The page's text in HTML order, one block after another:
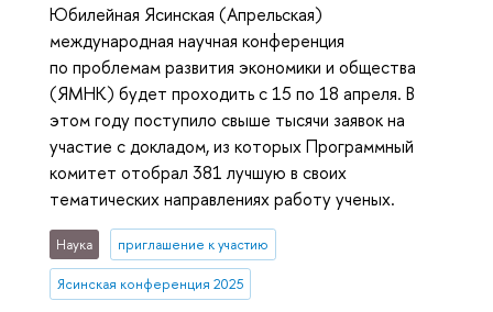
Юбилейная Ясинская (Апрельская)
международная научная конференция
по проблемам развития экономики и общества
(ЯМНК) будет проходить с 15 по 18 апреля. В
этом году поступило свыше тысячи заявок на
участие с докладом, из которых Программный
комитет отобрал 381 лучшую в своих
тематических направлениях работу ученых.
Наука приглашение к участию
Ясинская конференция 2025